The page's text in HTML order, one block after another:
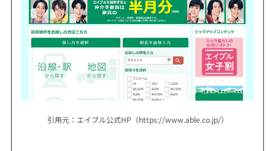
引用元：エイブル公式HP（https://www.able.co.jp/）